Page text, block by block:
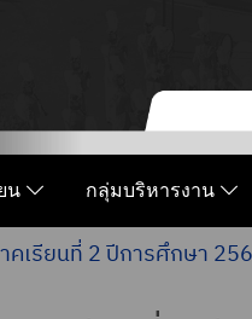
น กลุ่มบริหารงาน
เรียนที่ 2 ปีการศึกษา